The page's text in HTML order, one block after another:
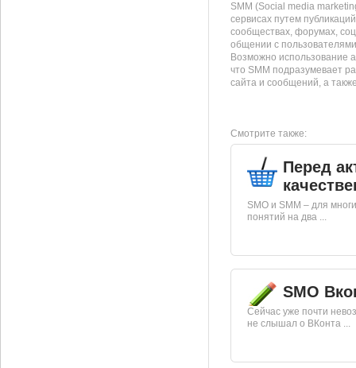
SMM (Social media
сервисах путем
сообществах, форумах,
общении с
Возможно использование
что SMM подразумевает
сайта и сообщений, а
Смотрите также:
Перед
SMO и SMM – для
понятий на два ...
SMO
Сейчас уже почти
не слышал о ВКонта ...